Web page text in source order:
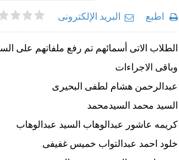
اطبع البريد الإلكترونى
الطلاب الاتى أسمائهم تم رفع ملفاتهم على
وباقى الاجراءات
عبدالرحمن هشام لطفى البحيرى
السيد محمد السيدمحمد
كريمه عاشور عبدالوهاب السيد عبدالوهاب
خلود احمد عبدالتواب خميس غفيفى